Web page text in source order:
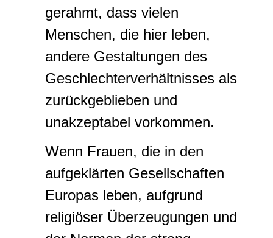
gerahmt, dass vielen
Menschen, die hier leben,
andere Gestaltungen des
Geschlechterverhältnisses als
zurückgeblieben und
unakzeptabel vorkommen.
Wenn Frauen, die in den
aufgeklärten Gesellschaften
Europas leben, aufgrund
religiöser Überzeugungen und